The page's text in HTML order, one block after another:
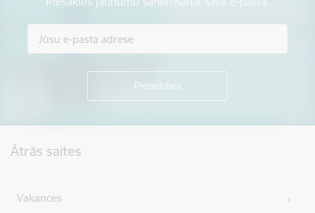
Ātrās saites
Vakances